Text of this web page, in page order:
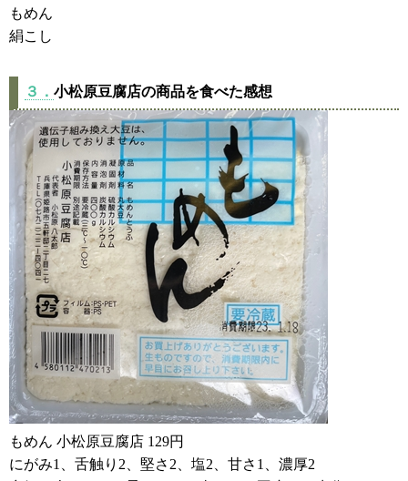
もめん
絹こし
３． 小松原豆腐店の商品を食べた感想
もめん 小松原豆腐店 129円
にがみ1、舌触り2、堅さ2、塩2、甘さ1、濃厚2